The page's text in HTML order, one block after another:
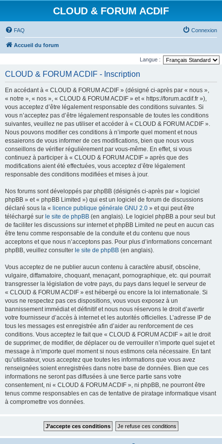
CLOUD & FORUM ACDIF
FAQ Connexion
Accueil du forum
Langue :
CLOUD & FORUM ACDIF - Inscription
En accédant à « CLOUD & FORUM ACDIF » (désigné ci-après par « nous »,
« notre », « nos », « CLOUD & FORUM ACDIF » et « https://forum.acdif.fr »),
vous acceptez d’être légalement responsable des conditions suivantes. Si
vous n’acceptez pas d’être légalement responsable de toutes les conditions
suivantes, veuillez ne pas utiliser et accéder à « CLOUD & FORUM ACDIF ».
Nous pouvons modifier ces conditions à n’importe quel moment et nous
essaierons de vous informer de ces modifications, bien que nous vous
conseillons de vérifier régulièrement par vous-même. En effet, si vous
continuez à participer à « CLOUD & FORUM ACDIF » après que des
modifications aient été effectuées, vous acceptez d’être légalement
responsable des conditions modifiées et mises à jour.
Nos forums sont développés par phpBB (désignés ci-après par « logiciel
phpBB » et « phpBB Limited ») qui est un logiciel de forum de discussions
déclaré sous la « licence publique générale GNU 2.0 » et qui peut être
téléchargé sur le site de phpBB (en anglais). Le logiciel phpBB a pour seul but
de faciliter les discussions sur internet et phpBB Limited ne peut en aucun cas
être tenu comme responsable de la conduite et du contenu que nous
acceptons et que nous n’acceptons pas. Pour plus d’informations concernant
phpBB, veuillez consulter le site de phpBB (en anglais).
Vous acceptez de ne publier aucun contenu à caractère abusif, obscène,
vulgaire, diffamatoire, choquant, menaçant, pornographique, etc. qui pourrait
transgresser la législation de votre pays, du pays dans lequel le serveur de
« CLOUD & FORUM ACDIF » est hébergé ou encore la loi internationale. Si
vous ne respectez pas ces dispositions, vous vous exposez à un
bannissement immédiat et définitif et nous nous réservons le droit d’avertir
votre fournisseur d’accès à internet et les autorités officielles. L’adresse IP de
tous les messages est enregistrée afin d’aider au renforcement de ces
conditions. Vous acceptez le fait que « CLOUD & FORUM ACDIF » ait le droit
de supprimer, de modifier, de déplacer ou de verrouiller n’importe quel sujet et
message à n’importe quel moment si nous estimons cela nécessaire. En tant
qu’utilisateur, vous acceptez que toutes les informations que vous avez
renseignées soient enregistrées dans notre base de données. Bien que ces
informations ne seront pas diffusées à une tierce partie sans votre
consentement, ni « CLOUD & FORUM ACDIF », ni phpBB, ne pourront être
tenus comme responsables en cas de tentative de piratage informatique visant
à compromettre vos données.